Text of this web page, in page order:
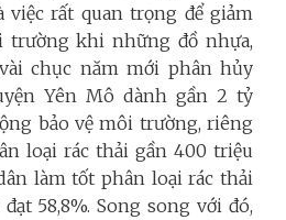
rất quan trọng để giảm
trường khi những đồ nhựa,
chục năm mới phân hủy
Yên Mô dành gần 2 tỷ
bảo vệ môi trường, riêng
loại rác thải gần 400 triệu
làm tốt phân loại rác thải
58,8%. Song song với đó,